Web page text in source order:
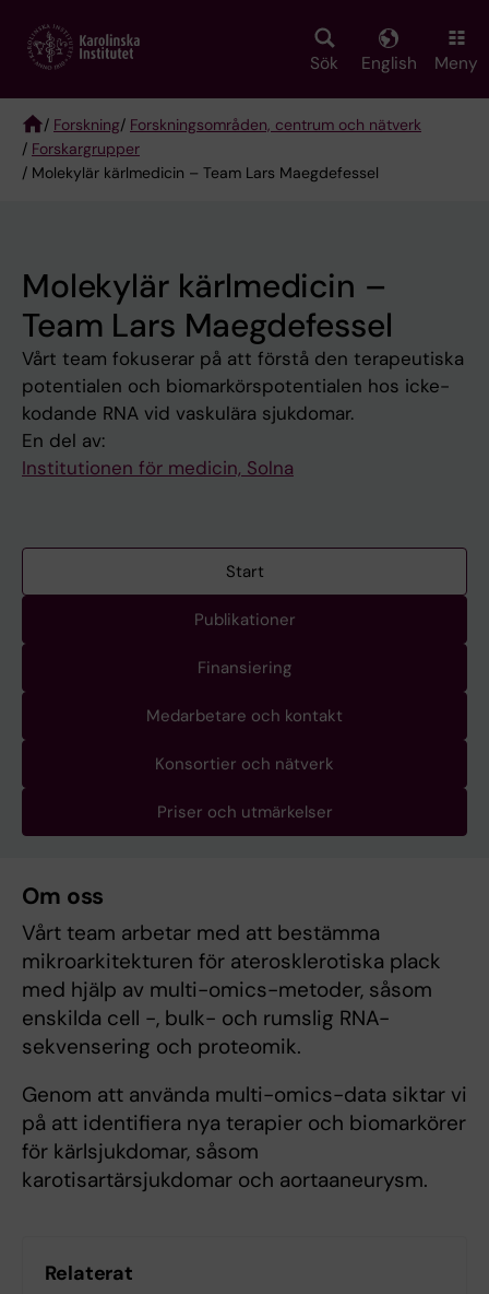
main
Sök English Meny
Breadcrumb
/ Forskning/ Forskningsområden, centrum och nätverk
/ Forskargrupper
/ Molekylär kärlmedicin – Team Lars Maegdefessel
Molekylär kärlmedicin –
Team Lars Maegdefessel
Vårt team fokuserar på att förstå den terapeutiska
potentialen och biomarkörspotentialen hos icke-
kodande RNA vid vaskulära sjukdomar.
En del av:
Institutionen för medicin, Solna
Start
Publikationer
Finansiering
Medarbetare och kontakt
Konsortier och nätverk
Priser och utmärkelser
Om oss
Vårt team arbetar med att bestämma
mikroarkitekturen för aterosklerotiska plack
med hjälp av multi-omics-metoder, såsom
enskilda cell -, bulk- och rumslig RNA-
sekvensering och proteomik.
Genom att använda multi-omics-data siktar vi
på att identifiera nya terapier och biomarkörer
för kärlsjukdomar, såsom
karotisartärsjukdomar och aortaaneurysm.
Relaterat